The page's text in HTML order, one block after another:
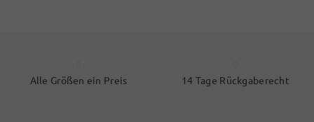
Alle Größen ein Preis 14 Tage Rückgaberecht